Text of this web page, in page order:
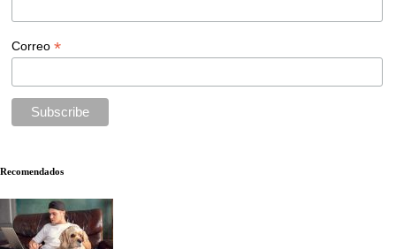
Correo*
Recomendados